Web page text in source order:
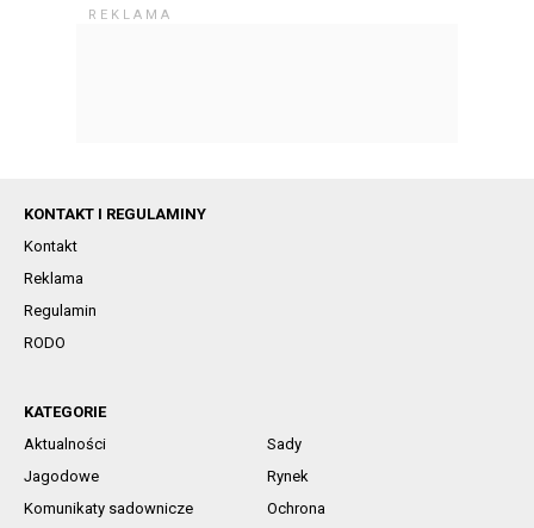
KONTAKT I REGULAMINY
Kontakt
Reklama
Regulamin
RODO
KATEGORIE
Aktualności
Sady
Jagodowe
Rynek
Komunikaty sadownicze
Ochrona